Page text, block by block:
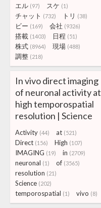
エル (97) スケ (1)
チャット (732) トリ (38)
ビー (169) 会社 (9326)
搭載 (1403) 日程 (51)
株式 (8964) 現場 (488)
調整 (218)
In vivo direct imaging
of neuronal activity at
high temporospatial
resolution | Science
Activity (44) at (521)
Direct (156) High (107)
IMAGING (19) in (2709)
neuronal (1) of (3565)
resolution (21)
Science (202)
temporospatial (1) vivo (8)